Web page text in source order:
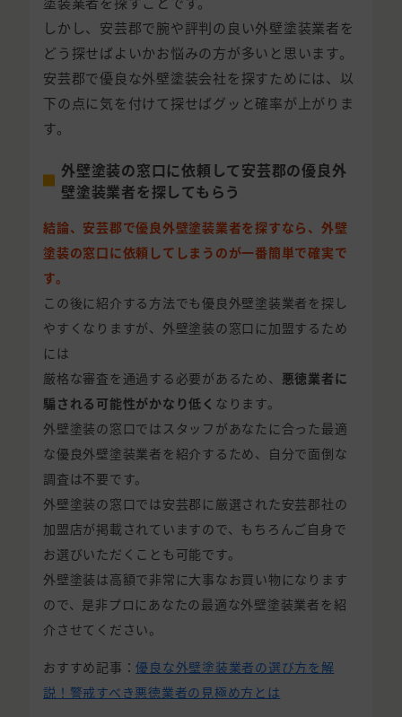
しかし、安芸郡で腕や評判の良い外壁塗装業者を
どう探せばよいかお悩みの方が多いと思います。
安芸郡で優良な外壁塗装会社を探すためには、以
下の点に気を付けて探せばグッと確率が上がりま
す。
外壁塗装の窓口に依頼して安芸郡の優良外
壁塗装業者を探してもらう
結論、安芸郡で優良外壁塗装業者を探すなら、外壁
塗装の窓口に依頼してしまうのが一番簡単で確実で
す。
この後に紹介する方法でも優良外壁塗装業者を探し
やすくなりますが、外壁塗装の窓口に加盟するため
には
厳格な審査を通過する必要があるため、 悪徳業者に
騙される可能性がかなり低く なります。
外壁塗装の窓口ではスタッフがあなたに合った最適
な優良外壁塗装業者を紹介するため、自分で面倒な
調査は不要です。
外壁塗装の窓口では安芸郡に厳選された安芸郡社の
加盟店が掲載されていますので、もちろんご自身で
お選びいただくことも可能です。
外壁塗装は高額で非常に大事なお買い物になります
ので、是非プロにあなたの最適な外壁塗装業者を紹
介させてください。
おすすめ記事：優良な外壁塗装業者の選び方を解
説！警戒すべき悪徳業者の見極め方とは